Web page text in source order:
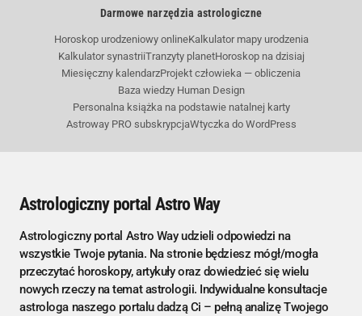
Darmowe narzędzia astrologiczne
Horoskop urodzeniowy onlineKalkulator mapy urodzenia
Kalkulator synastriiTranzyty planetHoroskop na dzisiaj
Miesięczny kalendarzProjekt człowieka — obliczenia
Baza wiedzy Human Design
Personalna książka na podstawie natalnej karty
Astroway PRO subskrypcjaWtyczka do WordPress
Astrologiczny portal Astro Way
Astrologiczny portal Astro Way udzieli odpowiedzi na
wszystkie Twoje pytania. Na stronie będziesz mógł/mogła
przeczytać horoskopy, artykuły oraz dowiedzieć się wielu
nowych rzeczy na temat astrologii. Indywidualne konsultacje
astrologa naszego portalu dadzą Ci – pełną analizę Twojego